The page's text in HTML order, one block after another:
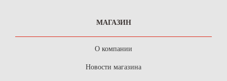
МАГАЗИН
О компании
Новости магазина